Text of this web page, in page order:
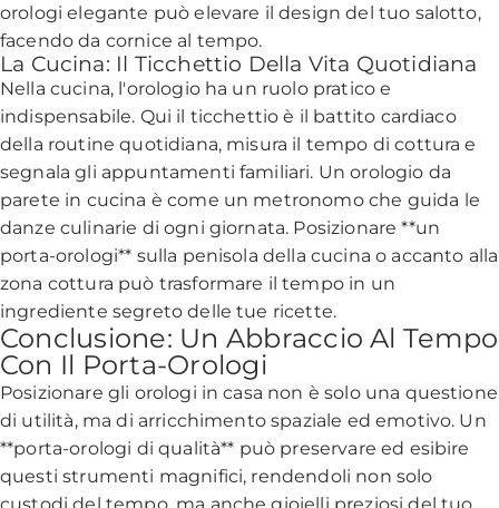
orologi elegante può elevare il design del tuo salotto,
facendo da cornice al tempo.
La Cucina: Il Ticchettio Della Vita Quotidiana
Nella cucina, l'orologio ha un ruolo pratico e
indispensabile. Qui il ticchettio è il battito cardiaco
della routine quotidiana, misura il tempo di cottura e
segnala gli appuntamenti familiari. Un orologio da
parete in cucina è come un metronomo che guida le
danze culinarie di ogni giornata. Posizionare **un
porta-orologi** sulla penisola della cucina o accanto alla
zona cottura può trasformare il tempo in un
ingrediente segreto delle tue ricette.
Conclusione: Un Abbraccio Al Tempo
Con Il Porta-Orologi
Posizionare gli orologi in casa non è solo una questione
di utilità, ma di arricchimento spaziale ed emotivo. Un
**porta-orologi di qualità** può preservare ed esibire
questi strumenti magnifici, rendendoli non solo
custodi del tempo, ma anche gioielli preziosi del tuo